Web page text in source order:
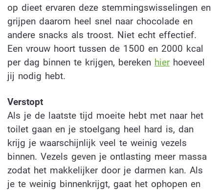
op dieet ervaren deze stemmingswisselingen en
grijpen daarom heel snel naar chocolade en
andere snacks als troost. Niet echt effectief.
Een vrouw hoort tussen de 1500 en 2000 kcal
per dag binnen te krijgen, bereken hierhoeveel
jij nodig hebt.
Verstopt
Als je de laatste tijd moeite hebt met naar het
toilet gaan en je stoelgang heel hard is, dan
krijg je waarschijnlijk veel te weinig vezels
binnen. Vezels geven je ontlasting meer massa
zodat het makkelijker door je darmen kan. Als
je te weinig binnenkrijgt, gaat het ophopen en